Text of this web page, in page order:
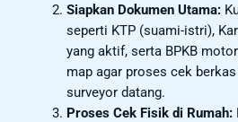
Siapkan Dokumen Utama:
seperti KTP (suami-istri),
yang aktif, serta BPKB
map agar proses cek
surveyor datang.
Proses Cek Fisik di Rumah: